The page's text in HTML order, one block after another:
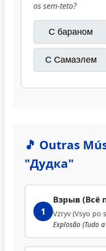
os sem-teto?
С бараном
С Самаэлем
🎵 Outras
"Дудка"
1
Взрыв (Всё
Vzryv (Vsyo po
Explosão (Tudo